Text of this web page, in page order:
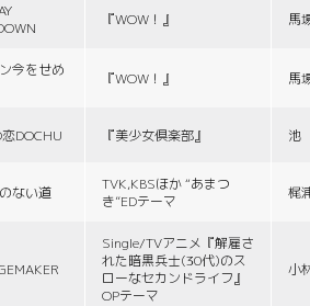
『WOW！』 馬
今をせめ
『WOW！』 馬
DOCHU 『美少女倶楽部』 池
ない道
TVK,KBSほか “あまつ
き”EDテーマ
梶
Single/TVアニメ『解雇さ
れた暗黒兵士(30代)のス
ローなセカンドライフ』
OPテーマ
小